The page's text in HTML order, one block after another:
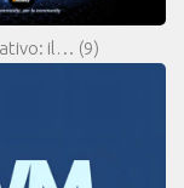
il… (9)